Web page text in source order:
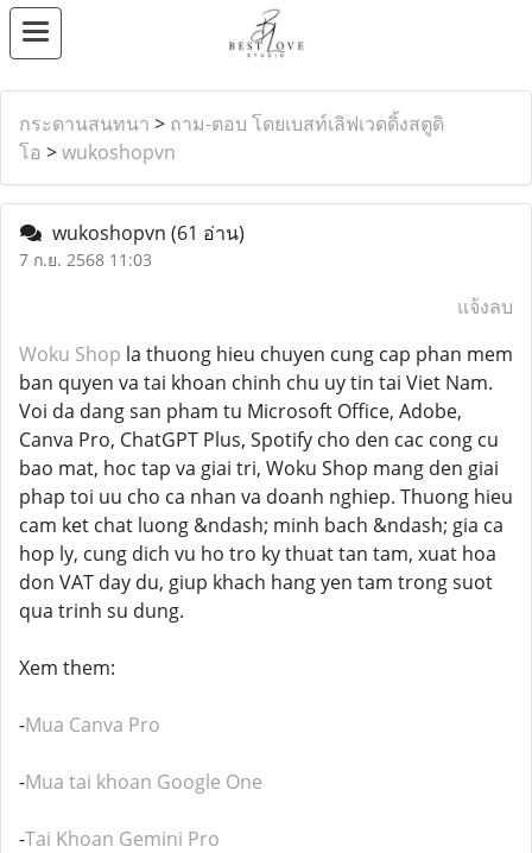
กระดานสนทนา > ถาม-ตอบ โดยเบสท์เลิฟเวดดิ้งสตูดิ
โอ >wukoshopvn
wukoshopvn (61 อ่าน)
7 ก.ย. 2568 11:03
แจ้งลบ
Woku Shop la thuong hieu chuyen cung cap phan mem
ban quyen va tai khoan chinh chu uy tin tai Viet Nam.
Voi da dang san pham tu Microsoft Office, Adobe,
Canva Pro, ChatGPT Plus, Spotify cho den cac cong cu
bao mat, hoc tap va giai tri, Woku Shop mang den giai
phap toi uu cho ca nhan va doanh nghiep. Thuong hieu
cam ket chat luong &ndash; minh bach &ndash; gia ca
hop ly, cung dich vu ho tro ky thuat tan tam, xuat hoa
don VAT day du, giup khach hang yen tam trong suot
qua trinh su dung.
Xem them:
-Mua Canva Pro
-Mua tai khoan Google One
-Tai Khoan Gemini Pro